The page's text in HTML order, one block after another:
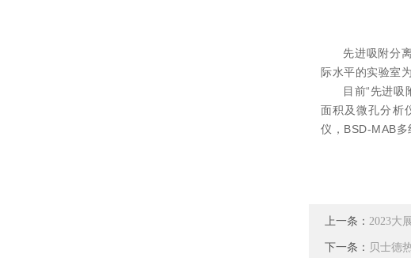
先进吸附分
际水平的实验室
目前“先进
面积及微孔分析
仪，BSD-MAB多
上一条： 2023大
下一条： 贝士德